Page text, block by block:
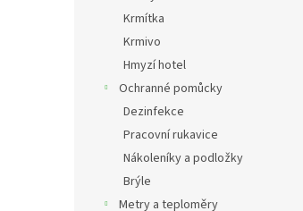
Krmítka
Krmivo
Hmyzí hotel
Ochranné pomůcky
Dezinfekce
Pracovní rukavice
Nákoleníky a podložky
Brýle
Metry a teploměry